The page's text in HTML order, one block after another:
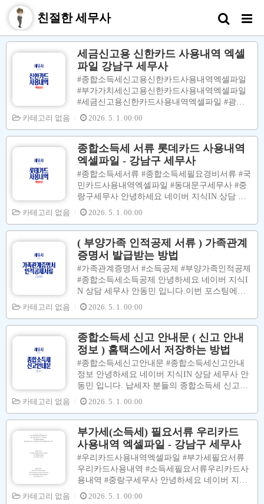
친절한 세무사
세금신고용 신한카드 사용내역 엑셀
파일 강남구 세무사
#종합소득세신고용신한카드사용내역엑셀파일
#부가가치세신고용신한카드사용내역엑셀파일
#세금신고용신한카드사용내역엑셀파일 #광진
구세무사 안녕하세요 네이버 지식IN 상담 세무
신고) 할 때 필요경비 (매입세액공제) 대상인 #
세금신고용 #신용카드사용내역엑셀파일 중 사
업 관련성 있는 내역들을 장부 및 신고서에 반여
을 하면 종합소득세 (부가가치세) 절세신고를 할
수 있습니다. [ 수입금액 ( Fix ) 상태 ] 필요경비
↑ → 소득금액 ↓ → 종합소득세(부가가치세) ↓
→ 지방소득세 ↓ → 건강보험료 및 국민연금보
험료 ↓ 이번 포스팅에서는 #신한카드사용내역
을 #엑셀파일로 다운로드 하는 방법에 대하여
설명을 합니다. 아래 그림대로 따라하시면 쉽게
다운로드할 수 있습니다. 고객..
카테고리 없음 2026. 5. 1. 00:00
종합소득세 서류 롯데카드 사용내역
엑셀파일 - 강남구 세무사
#종합소득세서류 #종합소득세필요경비서류 #국
민카드사용내역엑셀파일 #동대문구세무사 #중
랑구세무사 안녕하세요 네이버 지식IN 상담 세
무사 안동민 입니다. 종합소득세 신고 (부가가치
있는 세금신고용 신용카드 사용내역 엑셀파일
을 다운로드 하는 방법에 대하여 설명을 합니다.
신용카드 사용내역 엑셀파일 중 사업 관련성 있
는 사용내역을 누락없이 장부에 반영하여 신고
하는 것이 종합소득세 (부가가치세) 절세신고 하
는데 있어서 가장 중요 합니다. [ 수입금액 (Fix)
상태 ] 종합소득세 납부세액(환급세액) 계산구
조 [(수입금액 - 필요경비) - 소득공제] X 세율 -
세액공제 - 세액감면 - 기납부세액 필요경비 ↑
→ 소득금액 ↓ → 종합소득세(부가가치세) ↓ →
지방소..
카테고리 없음 2026. 5. 1. 00:00
( 부양가족 인적공제 서류 ) 가족관계
증명서 발급받는 방법
#가족관계증명서 #소득공제 #부양가족인적공제
#종합소득세소득공제 안녕하세요 네이버 지식I
N 상담 세무사 안동민 입니다.이번 포스팅에서
는 근로소득자, 사업소득자, 프리랜서 분들의 종
해 필요한 서류인 가족관계증명서 발급받는 방
법에 대하여 설명을 합니다 부양가족공제대상
적용 요건은 아래 그림을 참고 하시면 됩니다.
기존공제대상자가 되기 위해서는 기본적인 요건
이 충족되야 하는데 크케 나이요건과 소득요건
이 있습니다. 위 그림을 참고하시면 됩니다. 이
하에서는 등본을 발급받는 방법에 대해서 설명
을 합니다. 00. 대법인 전자가족관계등록시스템
접속 https://efamily.scourt.go.kr/index.jsp 대한민
국 법원 전자가족관계등록시스템사용자지원센
터 ..
카테고리 없음 2026. 5. 1. 00:00
종합소득세 신고 안내문 ( 신고 안내
정보 ) 홈택스에서 저장하는 방법
#종합소득세신고안내문 #종합소득세신고안내
정보 안녕하세요 네이버 지식IN 상담 세무사 안
동민 입니다. 납세자 분들의 종합소득세 신고를
정확히 하려면 우선적으로 아래와 같은 내용을
기장의무 & 경비율 파악 소득공제항목 & 세액
공제항목 무기장 (무신고) 가산세 대사여 여부
신고 시 도움이 되는 정보 안내 유무 등등 ] 위와
같은 정보는 #종합소득세신고안내문 에서 확인
을 할 수 있습니다. 이번 포스팅에서는 홈택스
사이트에서 #종합소득세신고안내문을 조회한
후 PDF파일로 저장 하는 방법에 대하여 설명 합
니다. [ 종합소득세 신고 안내 정보 ] 매우 중요
카테고리 없음 2026. 5. 1. 00:00
부가세(소득세) 필요서류 우리카드
사용내역 엑셀파일 - 강남구 세무사
#우리카드사용내역엑셀파일 #부가세필요서류
우리카드사용내역 #소득세필요서류우리카드사
용내역 #중랑구세무사 안녕하세요 네이버 지식I
N 상담 세무사 안동민 입니다. 부가가치세 신고
카테고리 없음 2026. 5. 1. 00:00